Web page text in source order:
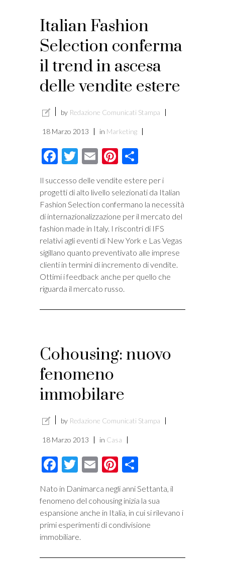
Italian Fashion
Selection conferma
il trend in ascesa
delle vendite estere
by Redazione Comunicati Stampa
18 Marzo 2013 in Marketing
Facebook
Twitter
EmailPinterest
Il successo delle vendite estere per i
progetti di alto livello selezionati da Italian
Fashion Selection confermano la necessità
di internazionalizzazione per il mercato del
fashion made in Italy. I riscontri di IFS
relativi agli eventi di New York e Las Vegas
sigillano quanto preventivato alle imprese
clienti in termini di incremento di vendite.
Ottimi i feedback anche per quello che
riguarda il mercato russo.
Cohousing: nuovo
fenomeno
immobilare
by Redazione Comunicati Stampa
18 Marzo 2013 in Casa
Facebook
Twitter
EmailPinterest
Nato in Danimarca negli anni Settanta, il
fenomeno del cohousing inizia la sua
espansione anche in Italia, in cui si rilevano i
primi esperimenti di condivisione
immobiliare.